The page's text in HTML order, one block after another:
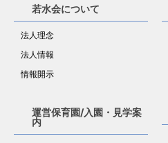
若水会について
法人理念
法人情報
情報開示
運営保育園/入園・見学案
内